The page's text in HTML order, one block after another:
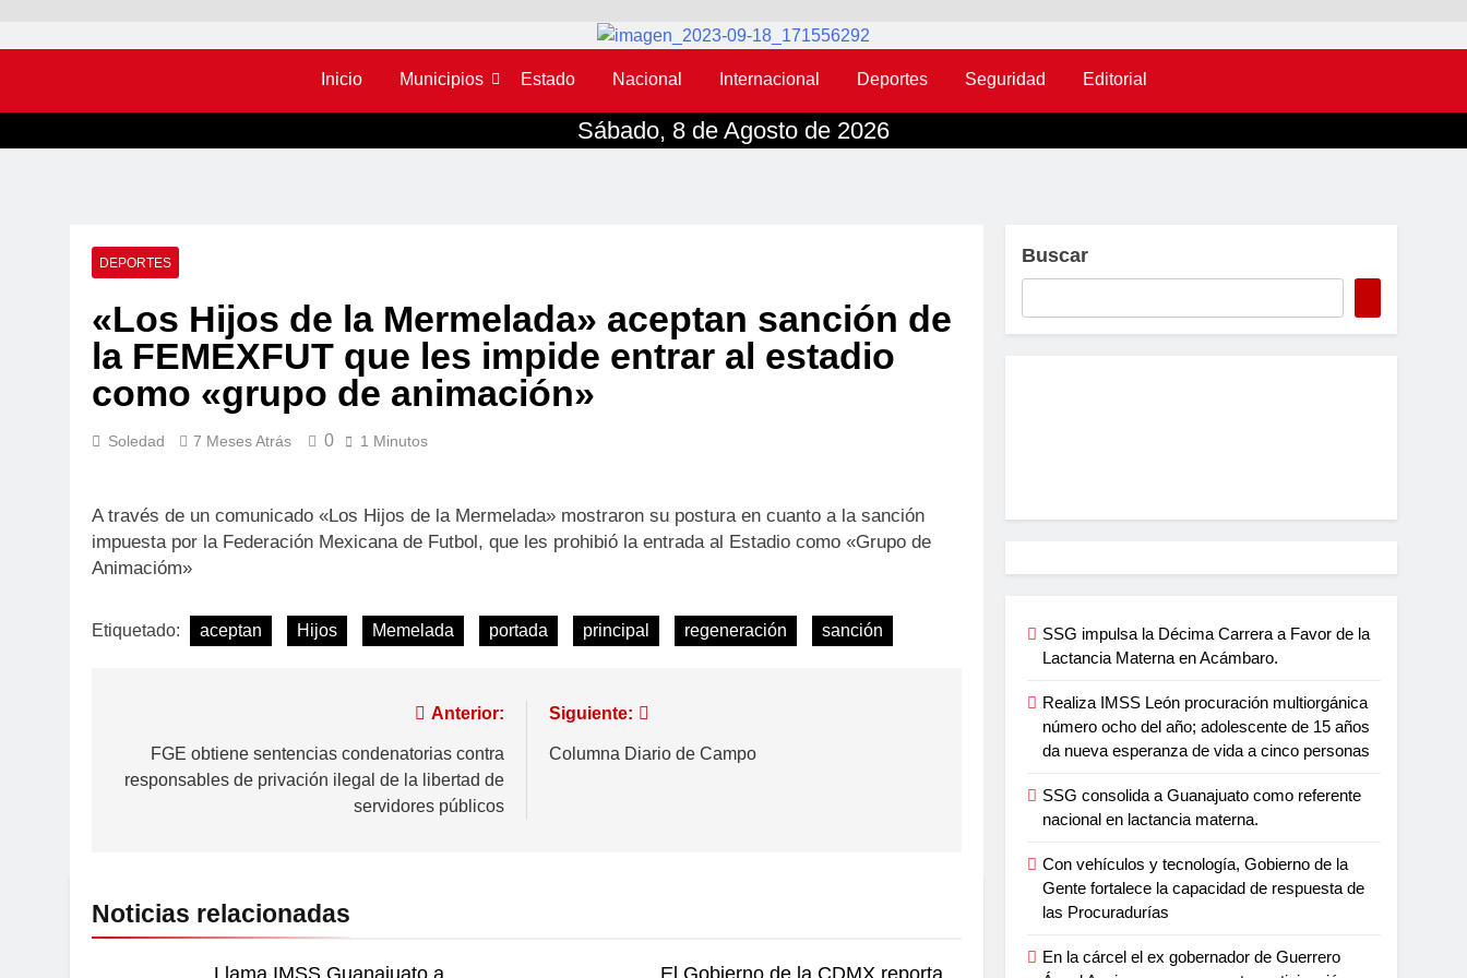
Inicio Municipios Estado Nacional Internacional Deportes Seguridad Editorial
Sábado, 8 de Agosto de 2026
DEPORTES
«Los Hijos de la Mermelada» aceptan sanción de
la FEMEXFUT que les impide entrar al estadio
como «grupo de animación»
Soledad 7 Meses Atrás 0 1 Minutos
A través de un comunicado «Los Hijos de la Mermelada» mostraron su postura en cuanto a la sanción
impuesta por la Federación Mexicana de Futbol, que les prohibió la entrada al Estadio como «Grupo de
Animacióm»
Etiquetado: aceptan Hijos Memelada portada principal regeneración sanción
Anterior:
FGE obtiene sentencias condenatorias contra
responsables de privación ilegal de la libertad de
servidores públicos
Siguiente:
Columna Diario de Campo
Noticias relacionadas
Llama IMSS Guanajuato a El Gobierno de la CDMX reporta
Buscar
SSG impulsa la Décima Carrera a Favor de la
Lactancia Materna en Acámbaro.
Realiza IMSS León procuración multiorgánica
número ocho del año; adolescente de 15 años
da nueva esperanza de vida a cinco personas
SSG consolida a Guanajuato como referente
nacional en lactancia materna.
Con vehículos y tecnología, Gobierno de la
Gente fortalece la capacidad de respuesta de
las Procuradurías
En la cárcel el ex gobernador de Guerrero